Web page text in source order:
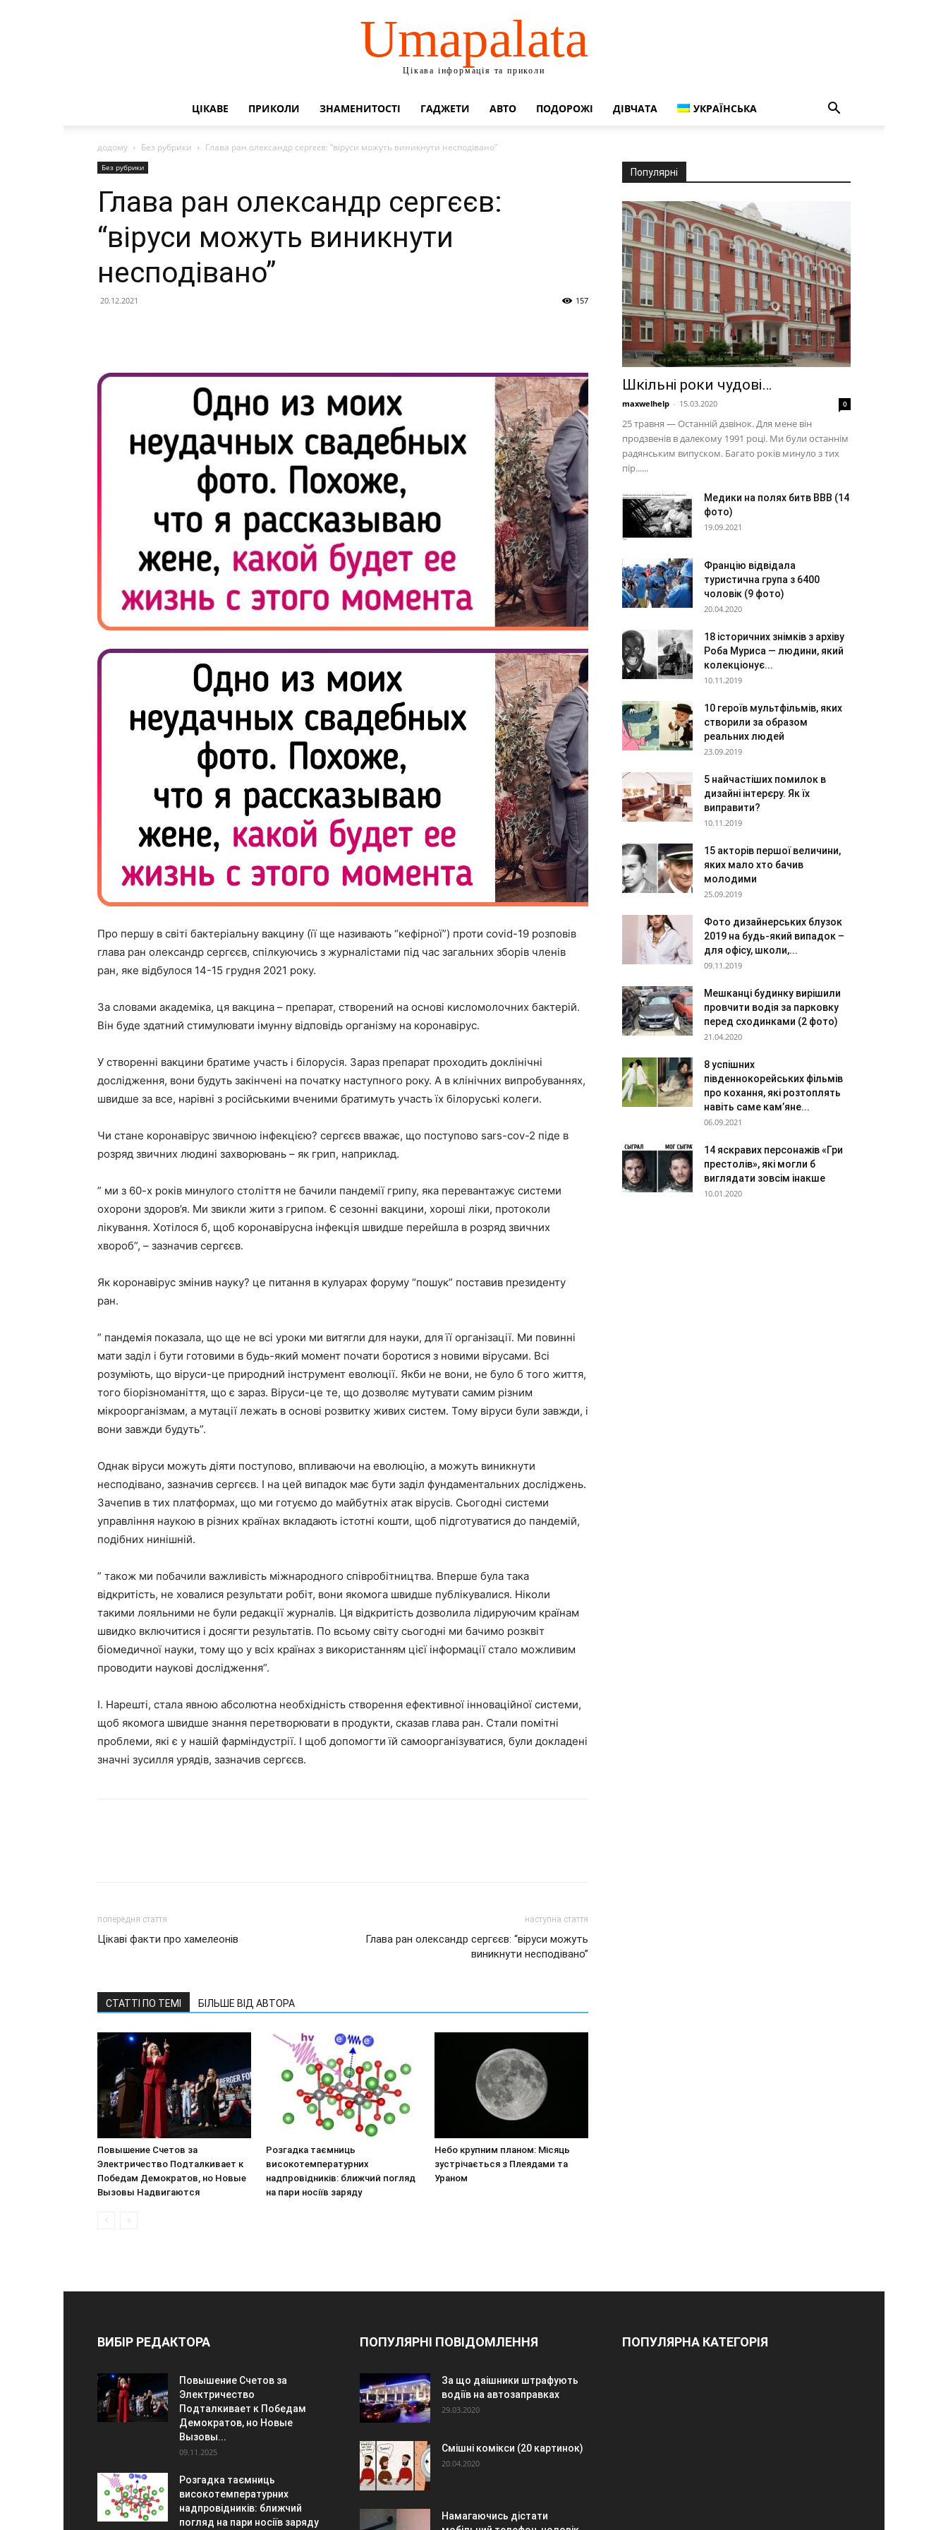
Umapalata
Цікава інформація та приколи
ЦІКАВЕ ПРИКОЛИ ЗНАМЕНИТОСТІ ГАДЖЕТИ АВТО ПОДОРОЖІ ДІВЧАТА УКРАЇНСЬКА
додому Без рубрики Глава ран олександр сергєєв: “віруси можуть виникнути несподівано”
Без рубрики
Глава ран олександр сергєєв:
“віруси можуть виникнути
несподівано”
20.12.2021 157
Про першу в світі бактеріальну вакцину (її ще називають “кефірної”) проти covid-19 розповів
глава ран олександр сергєєв, спілкуючись з журналістами під час загальних зборів членів
ран, яке відбулося 14-15 грудня 2021 року.
За словами академіка, ця вакцина – препарат, створений на основі кисломолочних бактерій.
Він буде здатний стимулювати імунну відповідь організму на коронавірус.
У створенні вакцини братиме участь і білорусія. Зараз препарат проходить доклінічні
дослідження, вони будуть закінчені на початку наступного року. А в клінічних випробуваннях,
швидше за все, нарівні з російськими вченими братимуть участь їх білоруські колеги.
Чи стане коронавірус звичною інфекцією? сергєєв вважає, що поступово sars-cov-2 піде в
розряд звичних людині захворювань – як грип, наприклад.
” ми з 60-х років минулого століття не бачили пандемії грипу, яка перевантажує системи
охорони здоров’я. Ми звикли жити з грипом. Є сезонні вакцини, хороші ліки, протоколи
лікування. Хотілося б, щоб коронавірусна інфекція швидше перейшла в розряд звичних
хвороб”, – зазначив сергєєв.
Як коронавірус змінив науку? це питання в кулуарах форуму “пошук” поставив президенту
ран.
” пандемія показала, що ще не всі уроки ми витягли для науки, для її організації. Ми повинні
мати заділ і бути готовими в будь-який момент почати боротися з новими вірусами. Всі
розуміють, що віруси-це природний інструмент еволюції. Якби не вони, не було б того життя,
того біорізноманіття, що є зараз. Віруси-це те, що дозволяє мутувати самим різним
мікроорганізмам, а мутації лежать в основі розвитку живих систем. Тому віруси були завжди, і
вони завжди будуть”.
Однак віруси можуть діяти поступово, впливаючи на еволюцію, а можуть виникнути
несподівано, зазначив сергєєв. І на цей випадок має бути заділ фундаментальних досліджень.
Зачепив в тих платформах, що ми готуємо до майбутніх атак вірусів. Сьогодні системи
управління наукою в різних країнах вкладають істотні кошти, щоб підготуватися до пандемій,
подібних нинішній.
” також ми побачили важливість міжнародного співробітництва. Вперше була така
відкритість, не ховалися результати робіт, вони якомога швидше публікувалися. Ніколи
такими лояльними не були редакції журналів. Ця відкритість дозволила лідируючим країнам
швидко включитися і досягти результатів. По всьому світу сьогодні ми бачимо розквіт
біомедичної науки, тому що у всіх країнах з використанням цієї інформації стало можливим
проводити наукові дослідження”.
І. Нарешті, стала явною абсолютна необхідність створення ефективної інноваційної системи,
щоб якомога швидше знання перетворювати в продукти, сказав глава ран. Стали помітні
проблеми, які є у нашій фарміндустрії. І щоб допомогти їй самоорганізуватися, були докладені
значні зусилля урядів, зазначив сергєєв.
попередня стаття
Цікаві факти про хамелеонів
наступна стаття
Глава ран олександр сергєєв: “віруси можуть
виникнути несподівано”
СТАТТІ ПО ТЕМІ БІЛЬШЕ ВІД АВТОРА
Повышение Счетов за
Электричество Подталкивает к
Победам Демократов, но Новые
Вызовы Надвигаются
Розгадка таємниць
високотемпературних
надпровідників: ближчий погляд
на пари носіїв заряду
Небо крупним планом: Місяць
зустрічається з Плеядами та
Ураном
Популярні
Шкільні роки чудові…
maxwelhelp - 15.03.2020 0
25 травня — Останній дзвінок. Для мене він
продзвенів в далекому 1991 році. Ми були останнім
радянським випуском. Багато років минуло з тих
пір......
Медики на полях битв ВВВ (14
фото)
19.09.2021
Францію відвідала
туристична група з 6400
чоловік (9 фото)
20.04.2020
18 історичних знімків з архіву
Роба Муриса — людини, який
колекціонує...
10.11.2019
10 героїв мультфільмів, яких
створили за образом
реальних людей
23.09.2019
5 найчастіших помилок в
дизайні інтерєру. Як їх
виправити?
10.11.2019
15 акторів першої величини,
яких мало хто бачив
молодими
25.09.2019
Фото дизайнерських блузок
2019 на будь-який випадок –
для офісу, школи,...
09.11.2019
Мешканці будинку вирішили
провчити водія за парковку
перед сходинками (2 фото)
21.04.2020
8 успішних
південнокорейських фільмів
про кохання, які розтоплять
навіть саме кам’яне...
06.09.2021
14 яскравих персонажів «Гри
престолів», які могли б
виглядати зовсім інакше
10.01.2020
ВИБІР РЕДАКТОРА
Повышение Счетов за
Электричество
Подталкивает к Победам
Демократов, но Новые
Вызовы...
09.11.2025
Розгадка таємниць
високотемпературних
надпровідників: ближчий
погляд на пари носіїв заряду
ПОПУЛЯРНІ ПОВІДОМЛЕННЯ
За що даішники штрафують
водіїв на автозаправках
29.03.2020
Смішні комікси (20 картинок)
20.04.2020
Намагаючись дістати
ПОПУЛЯРНА КАТЕГОРІЯ